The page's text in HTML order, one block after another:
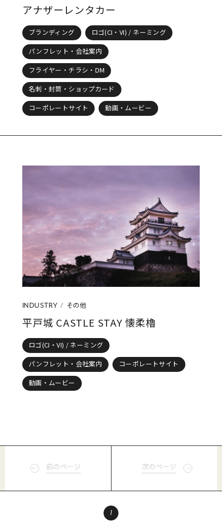
アナザーレンタカー
ブランディング
ロゴ(CI・VI) / ネーミング
パンフレット・会社案内
フライヤー・チラシ・DM
名刺・封筒・ショップカード
コーポレートサイト
動画・ムービー
INDUSTRY その他
平戸城 CASTLE STAY 懐柔櫓
ロゴ(CI・VI) / ネーミング
パンフレット・会社案内
コーポレートサイト
動画・ムービー
前のページ
1
次のページ